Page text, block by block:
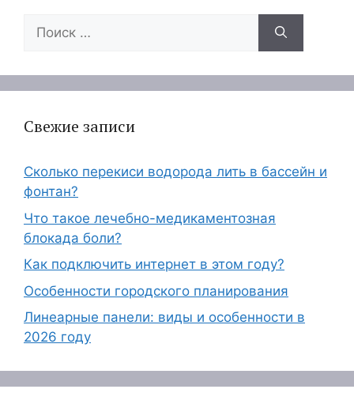
Поиск:
Свежие записи
Сколько перекиси водорода лить в бассейн и
фонтан?
Что такое лечебно-медикаментозная
блокада боли?
Как подключить интернет в этом году?
Особенности городского планирования
Линеарные панели: виды и особенности в
2026 году